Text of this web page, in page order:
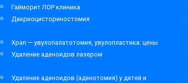
Гайморит ЛОР клиника
Дакриоцисториностомия
Храп — увулопалатотомия, увулопластика: цены
Удаление аденоидов лазером
Удаление аденоидов (аденотомия) у детей и